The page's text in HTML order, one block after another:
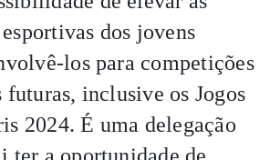
dos jovens
los para competições
inclusive os Jogos
2024. É uma delegação